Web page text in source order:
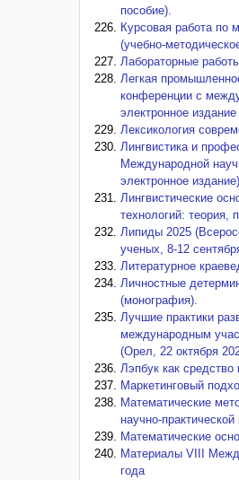
пособие).
Курсовая работа по
(учебно-
Лабораторные
Легкая
конференции с
электронное
Лексикология
Лингвистика и
Международной
электронное
Лингвистические
технологий: теория,
Липиды 2025
ученых, 8-12
Литературное
Личностные
(монография).
Лучшие практики
международным
(Орел, 22 октября
Лэпбук как
Маркетинговый
Математические
научно-
Математические
Материалы VIII
года